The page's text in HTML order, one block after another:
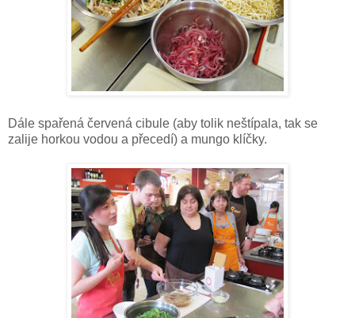
Dále spařená červená cibule (aby tolik neštípala, tak se
zalije horkou vodou a přecedí) a mungo klíčky.